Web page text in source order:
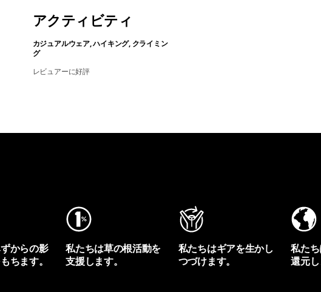
アクティビティ
カジュアルウェア, ハイキング, クライミン
グ
レビュアーに好評
からの影
ちます。
私たちは草の根活動を
支援します。
私たちはギアを生かし
つづけます。
私た
還元し